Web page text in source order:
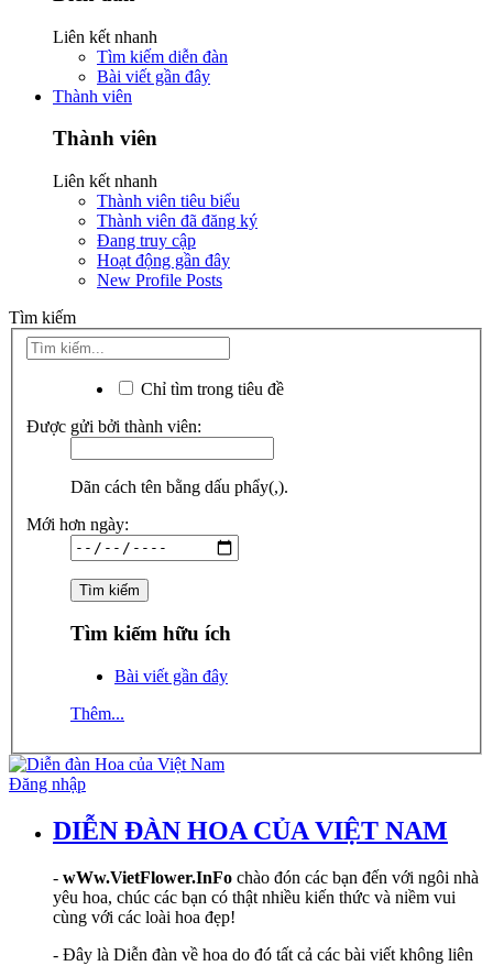
Liên kết nhanh
Tìm kiếm diễn đàn
Bài viết gần đây
Thành viên
Thành viên
Liên kết nhanh
Thành viên tiêu biểu
Thành viên đã đăng ký
Đang truy cập
Hoạt động gần đây
New Profile Posts
Tìm kiếm
Chỉ tìm trong tiêu đề
Được gửi bởi thành viên:
Dãn cách tên bằng dấu phẩy(,).
Mới hơn ngày:
Tìm kiếm hữu ích
Bài viết gần đây
Thêm...
Đăng nhập
DIỄN ĐÀN HOA CỦA VIỆT NAM
- wWw.VietFlower.InFo chào đón các bạn đến với ngôi nhà
yêu hoa, chúc các bạn có thật nhiều kiến thức và niềm vui
cùng với các loài hoa đẹp!
- Đây là Diễn đàn về hoa do đó tất cả các bài viết không liên